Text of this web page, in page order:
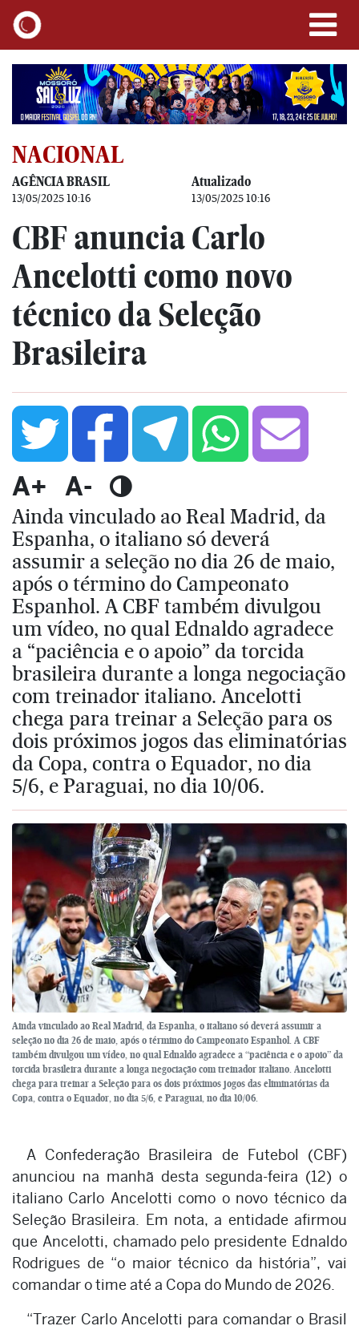
NACIONAL
AGÊNCIA BRASIL
13/05/2025 10:16
Atualizado
13/05/2025 10:16
CBF anuncia Carlo
Ancelotti como novo
técnico da Seleção
Brasileira
A+ A-
Ainda vinculado ao Real Madrid, da
Espanha, o italiano só deverá
assumir a seleção no dia 26 de maio,
após o término do Campeonato
Espanhol. A CBF também divulgou
um vídeo, no qual Ednaldo agradece
a “paciência e o apoio” da torcida
brasileira durante a longa negociação
com treinador italiano. Ancelotti
chega para treinar a Seleção para os
dois próximos jogos das eliminatórias
da Copa, contra o Equador, no dia
5/6, e Paraguai, no dia 10/06.
Ainda vinculado ao Real Madrid, da Espanha, o italiano só deverá assumir a
seleção no dia 26 de maio, após o término do Campeonato Espanhol. A CBF
também divulgou um vídeo, no qual Ednaldo agradece a “paciência e o apoio” da
torcida brasileira durante a longa negociação com treinador italiano. Ancelotti
chega para treinar a Seleção para os dois próximos jogos das eliminatórias da
Copa, contra o Equador, no dia 5/6, e Paraguai, no dia 10/06.
A Confederação Brasileira de Futebol (CBF)
anunciou na manhã desta segunda-feira (12) o
italiano Carlo Ancelotti como o novo técnico da
Seleção Brasileira. Em nota, a entidade afirmou
que Ancelotti, chamado pelo presidente Ednaldo
Rodrigues de “o maior técnico da história”, vai
comandar o time até a Copa do Mundo de 2026.
“Trazer Carlo Ancelotti para comandar o Brasil